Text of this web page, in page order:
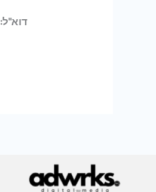
דוא"ל: